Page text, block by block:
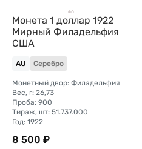
Монета 1 доллар 1922
Мирный Филадельфия
США
AU Серебро
Монетный двор: Филадельфия
Вес, г: 26,73
Проба: 900
Тираж, шт: 51.737.000
Год: 1922
8 500 ₽